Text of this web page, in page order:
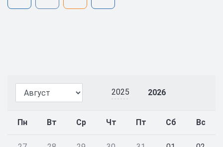
2025 2026
Пн Вт Ср Чт Пт Сб Вс